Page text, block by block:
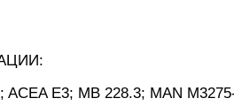
ACEA E3; MB 228.3; MAN